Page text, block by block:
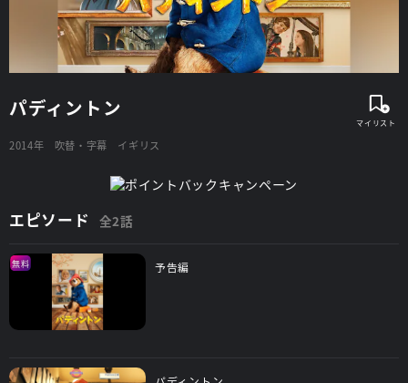
パディントン
2014年 吹替・字幕 イギリス
エピソード 全2話
無料 予告編